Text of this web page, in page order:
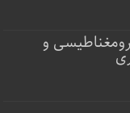
و